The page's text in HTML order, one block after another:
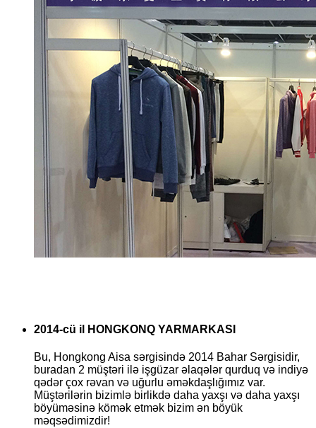
2014-cü il HONGKONQ YARMARKASI
Bu, Hongkong Aisa sərgisində 2014 Bahar Sərgisidir,
buradan 2 müştəri ilə işgüzar əlaqələr qurduq və indiyə
qədər çox rəvan və uğurlu əməkdaşlığımız var.
Müştərilərin bizimlə birlikdə daha yaxşı və daha yaxşı
böyüməsinə kömək etmək bizim ən böyük
məqsədimizdir!